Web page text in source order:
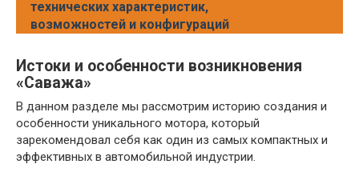
технических характеристик,
возможностей и конфигураций
Истоки и особенности возникновения
«Саважа»
В данном разделе мы рассмотрим историю создания и
особенности уникального мотора, который
зарекомендовал себя как один из самых компактных и
эффективных в автомобильной индустрии.